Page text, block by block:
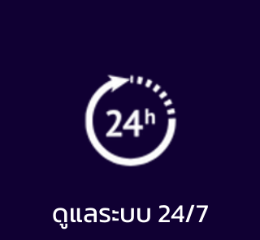
ดูแลระบบ 24/7